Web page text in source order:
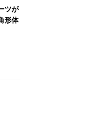
ツが
形体